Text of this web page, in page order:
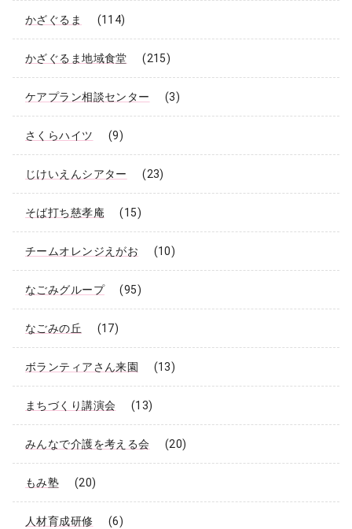
かざぐるま (114)
かざぐるま地域食堂 (215)
ケアプラン相談センター (3)
さくらハイツ (9)
じけいえんシアター (23)
そば打ち慈孝庵 (15)
チームオレンジえがお (10)
なごみグループ (95)
なごみの丘 (17)
ボランティアさん来園 (13)
まちづくり講演会 (13)
みんなで介護を考える会 (20)
もみ塾 (20)
人材育成研修 (6)